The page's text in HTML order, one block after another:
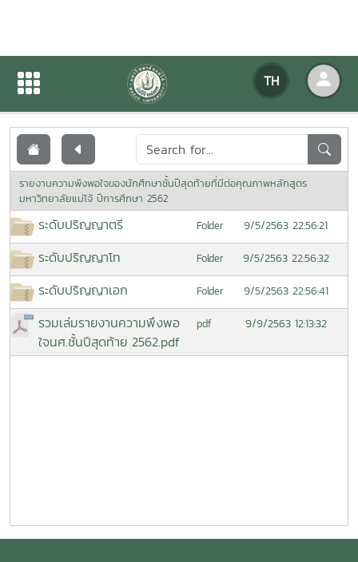
TH
เอกสารเผยแพร่
รายงานความพึงพอใจของนักศึกษาชั้นปีสุดท้ายที่มีต่อคุณภาพหลักสูตร
มหาวิทยาลัยแม่โจ้ ปีการศึกษา 2562
ระดับปริญญาตรี Folder 9/5/2563 22:56:21
ระดับปริญญาโท Folder 9/5/2563 22:56:32
ระดับปริญญาเอก Folder 9/5/2563 22:56:41
รวมเล่มรายงานความพึงพอ
ใจนศ.ชั้นปีสุดท้าย 2562.pdf
pdf 9/9/2563 12:13:32